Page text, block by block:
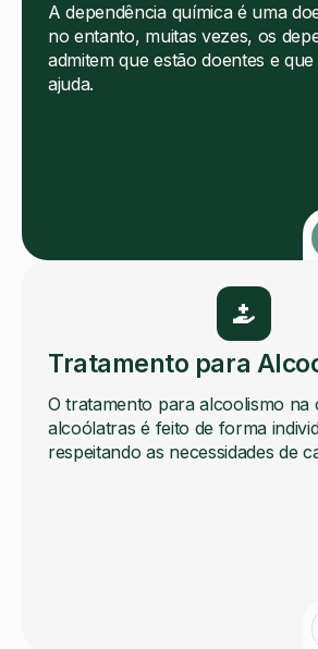
A dependência química é uma
no entanto, muitas vezes, os
admitem que estão doentes e
ajuda.
Tratamento para
O tratamento para alcoolismo na
alcoólatras é feito de forma
respeitando as necessidades de